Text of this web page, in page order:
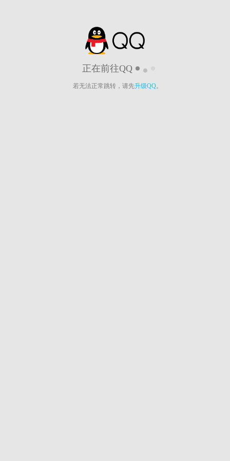
正在前往QQ
若无法正常跳转，请先升级QQ。